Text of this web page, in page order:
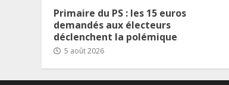
Primaire du PS : les 15 euros
demandés aux électeurs
déclenchent la polémique
5 août 2026